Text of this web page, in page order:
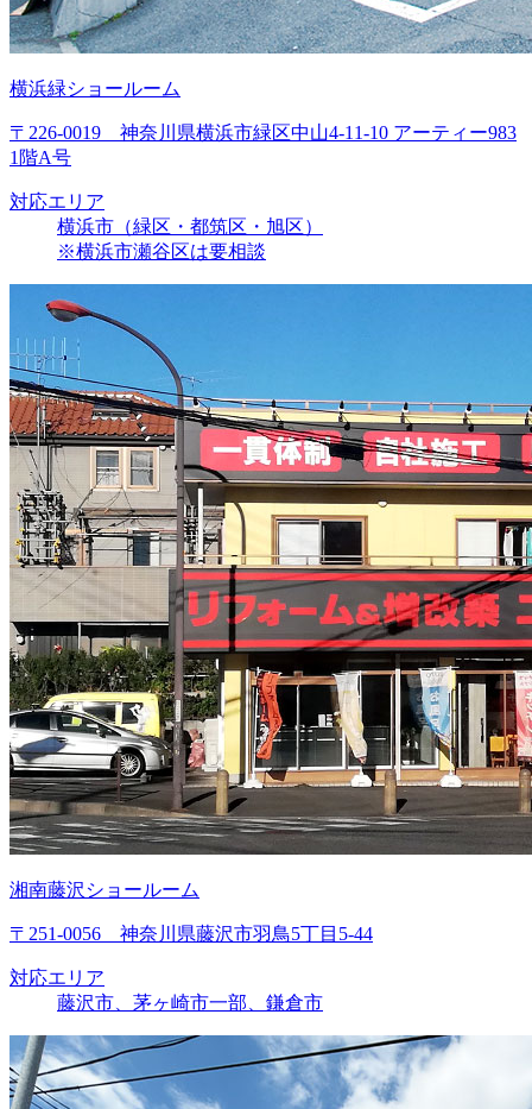
横浜緑ショールーム
〒226-0019 神奈川県横浜市緑区中山4-11-10 アーティー983
1階A号
対応エリア
横浜市（緑区・都筑区・旭区）
※横浜市瀬谷区は要相談
湘南藤沢ショールーム
〒251-0056 神奈川県藤沢市羽鳥5丁目5-44
対応エリア
藤沢市、茅ヶ崎市一部、鎌倉市